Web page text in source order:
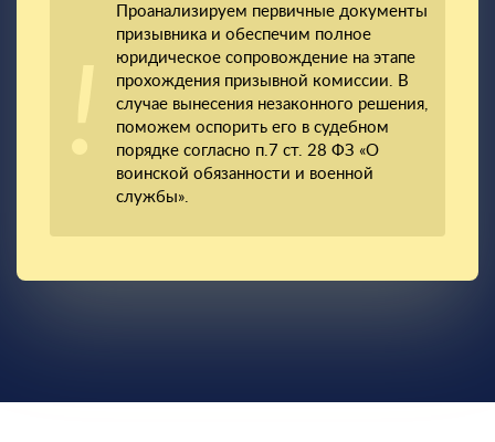
Проанализируем первичные документы
призывника и обеспечим полное
юридическое сопровождение на этапе
прохождения призывной комиссии. В
случае вынесения незаконного решения,
поможем оспорить его в судебном
порядке согласно п.7 ст. 28 ФЗ «О
воинской обязанности и военной
службы».